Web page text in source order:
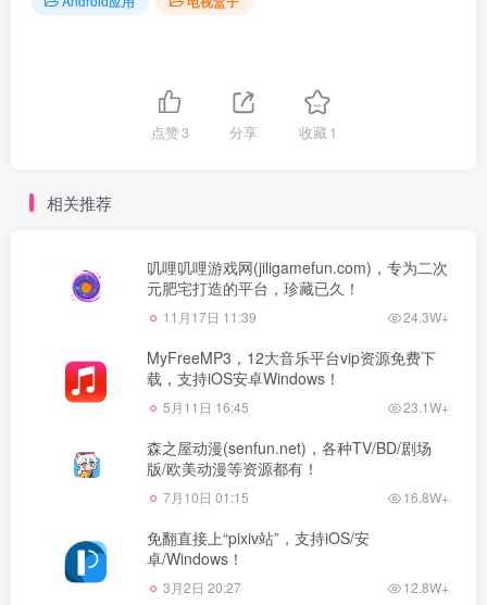
点赞3 分享 收藏1
相关推荐
叽哩叽哩游戏网(jiligamefun.com)，专为二次
元肥宅打造的平台，珍藏已久！
11月17日 11:39 24.3W+
MyFreeMP3，12大音乐平台vip资源免费下
载，支持iOS安卓Windows！
5月11日 16:45 23.1W+
森之屋动漫(senfun.net)，各种TV/BD/剧场
版/欧美动漫等资源都有！
7月10日 01:15 16.8W+
免翻直接上“pixiv站”，支持iOS/安
卓/Windows！
3月2日 20:27 12.8W+